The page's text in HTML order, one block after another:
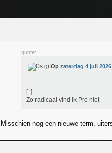
quote:
Op zaterdag 4 juli 2026
[..]
Zo radicaal vind ik Pro niet
Misschien nog een nieuwe term,